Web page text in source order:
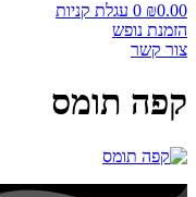
₪0.00
0 עגלת קניות
הזמנת נופש
צור קשר
קפה תומס